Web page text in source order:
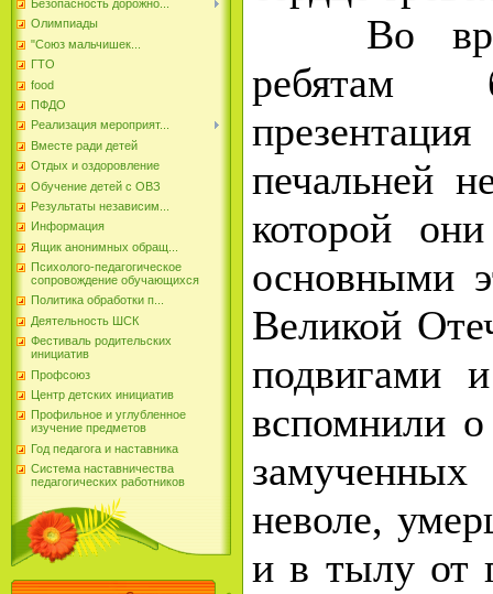
Безопасность дорожно...
Олимпиады
"Союз мальчишек...
ГТО
food
ПФДО
Реализация мероприят...
Вместе ради детей
Отдых и оздоровление
Обучение детей с ОВЗ
Результаты независим...
Информация
Ящик анонимных обращ...
Психолого-педагогическое
сопровождение обучающихся
Политика обработки п...
Деятельность ШСК
Фестиваль родительских
инициатив
Профсоюз
Центр детских инициатив
Профильное и углубленное
изучение предметов
Год педагога и наставника
Система наставничества
педагогических работников
Во
ребятам
печальней
которой
основными
Великой
подвигами
вспомнили
неволе,
и в тылу от